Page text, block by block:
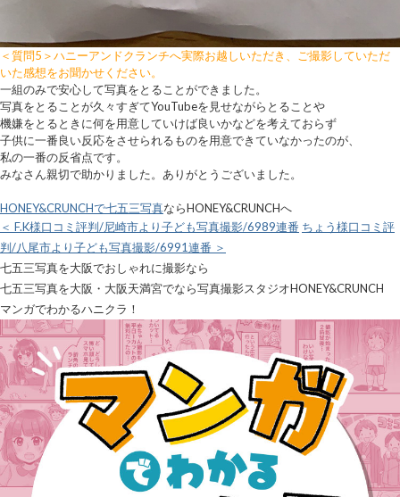
＜質問5＞ハニーアンドクランチへ実際お越しいただき、ご撮影していただ
いた感想をお聞かせください。
一組のみで安心して写真をとることができました。
写真をとることが久々すぎてYouTubeを見せながらとることや
機嫌をとるときに何を用意していけば良いかなどを考えておらず
子供に一番良い反応をさせられるものを用意できていなかったのが、
私の一番の反省点です。
みなさん親切で助かりました。ありがとうございました。
HONEY&CRUNCHで七五三写真ならHONEY&CRUNCHへ
＜ F.K様口コミ評判/尼崎市より子ども写真撮影/6989連番 ちょう様口コミ評
判/八尾市より子ども写真撮影/6991連番 ＞
七五三写真を大阪でおしゃれに撮影なら
七五三写真を大阪・大阪天満宮でなら写真撮影スタジオHONEY&CRUNCH
マンガでわかるハニクラ！